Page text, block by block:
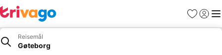
Favoritter
Logg
Reisemål
Gøteborg